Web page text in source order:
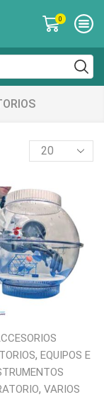
0
, EQUIPOS E
, VARIOS